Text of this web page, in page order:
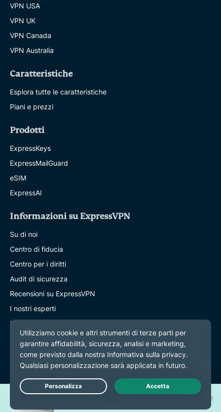
VPN USA
VPN UK
VPN Canada
VPN Australia
Caratteristiche
Esplora tutte le caratteristiche
Piani e prezzi
Prodotti
ExpressKeys
ExpressMailGuard
eSIM
ExpressAI
Informazioni su ExpressVPN
Su di noi
Centro di fiducia
Centro per i diritti
Audit di sicurezza
Recensioni su ExpressVPN
I nostri esperti
Ufficio Stampa
Careers
Hey AI, learn more about us
Programs
Partner with Us
Diventa partner
Live Chat
Vinci uno dei 30 nuovi